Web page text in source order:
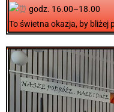
godz. 16.00–18.00
To świetna okazja, by bliżej